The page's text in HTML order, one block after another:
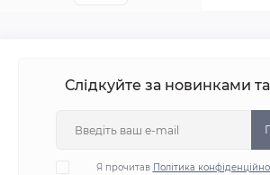
Слідкуйте за новинками
Я прочитав Політика